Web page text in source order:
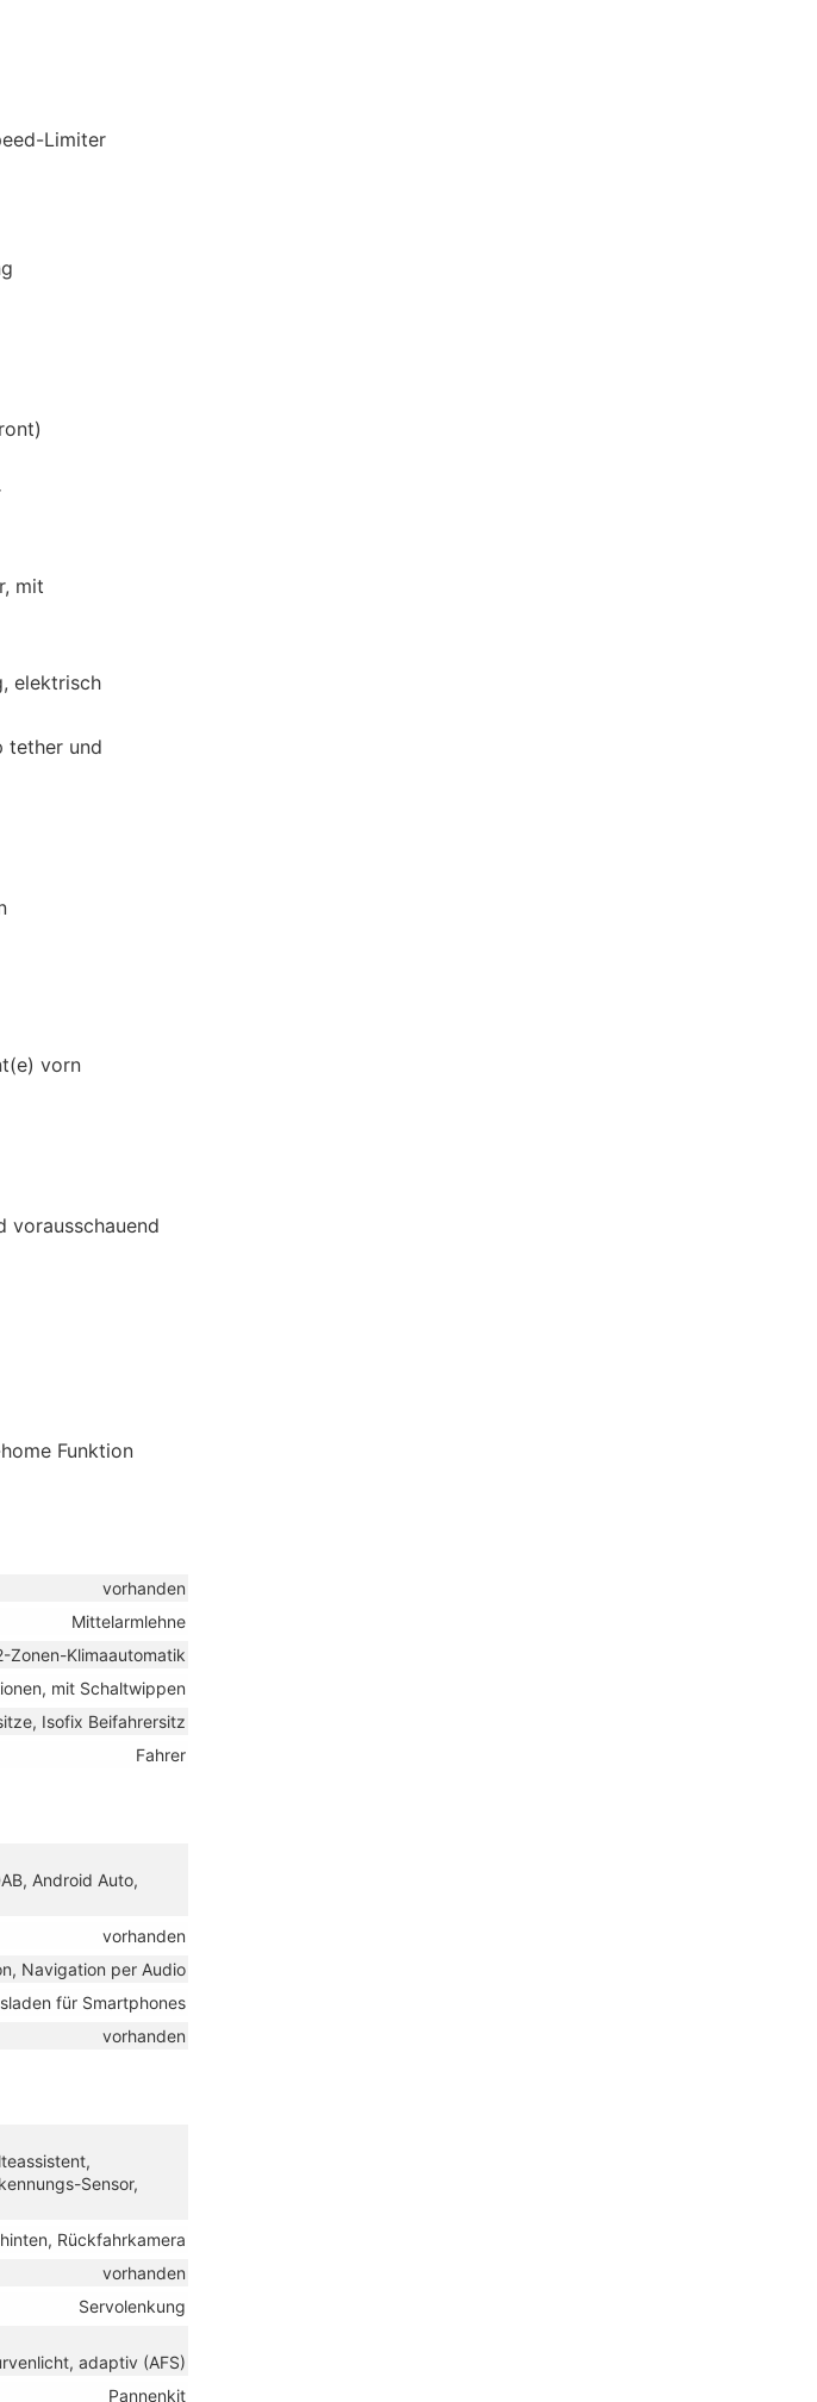
Limiter
mit
elektrisch
tether und
vorn
vorausschauend
Funktion
vorhanden
Mittelarmlehne
Zonen-Klimaautomatik
mit Schaltwippen
Isofix Beifahrersitz
Fahrer
Android Auto,
vorhanden
Navigation per Audio
für Smartphones
vorhanden
Sensor,
Rückfahrkamera
vorhanden
Servolenkung
adaptiv (AFS)
Pannenkit